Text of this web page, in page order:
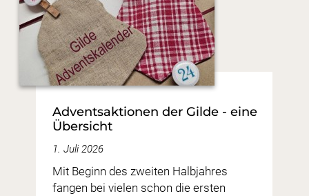
Adventsaktionen der Gilde - eine
Übersicht
1. Juli 2026
Mit Beginn des zweiten Halbjahres
fangen bei vielen schon die ersten